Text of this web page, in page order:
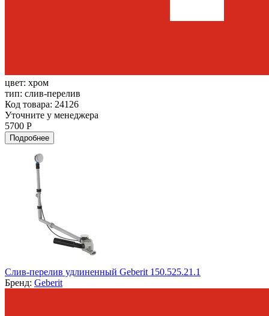
цвет: хром
тип: слив-перелив
Код товара: 24126
Уточните у менеджера
5700 Р
Подробнее
Слив-перелив удлиненный Geberit 150.525.21.1
Бренд: Geberit